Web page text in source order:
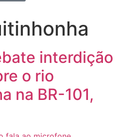
interdição
o rio
na BR-101,